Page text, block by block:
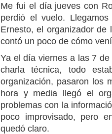
Me fui el día jueves con
perdió el vuelo.
Ernesto, el organizador
contó un poco de cómo
Ya el día viernes a las 7
charla técnica, todo
organización, pasaron los
hora y media llegó el
problemas con la
poco improvisado, pero
quedó claro.